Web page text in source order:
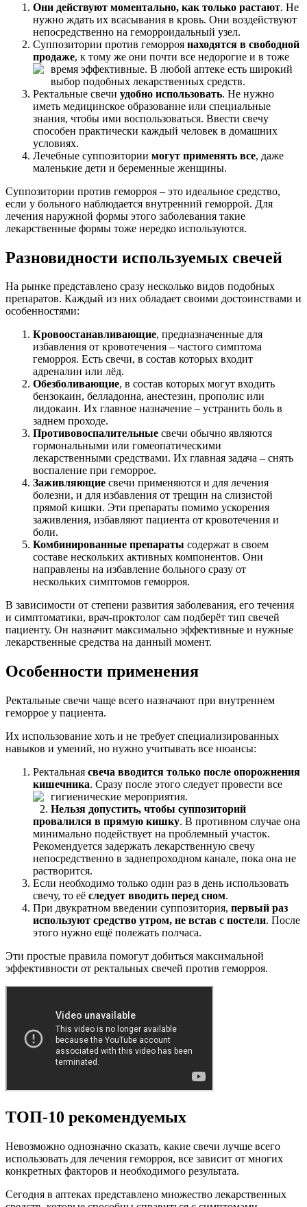
Они действуют моментально, как только растают. Не
нужно ждать их всасывания в кровь. Они воздействуют
непосредственно на геморроидальный узел.
Суппозитории против геморроя находятся в свободной
продаже, к тому же они почти все недорогие и в тоже
время эффективные. В любой аптеке есть широкий
выбор подобных лекарственных средств.
Ректальные свечи удобно использовать. Не нужно
иметь медицинское образование или специальные
знания, чтобы ими воспользоваться. Ввести свечу
способен практически каждый человек в домашних
условиях.
Лечебные суппозитории могут применять все, даже
маленькие дети и беременные женщины.
Суппозитории против геморроя – это идеальное средство,
если у больного наблюдается внутренний геморрой. Для
лечения наружной формы этого заболевания такие
лекарственные формы тоже нередко используются.
Разновидности используемых свечей
На рынке представлено сразу несколько видов подобных
препаратов. Каждый из них обладает своими достоинствами и
особенностями:
Кровоостанавливающие, предназначенные для
избавления от кровотечения – частого симптома
геморроя. Есть свечи, в состав которых входит
адреналин или лёд.
Обезболивающие, в состав которых могут входить
бензокаин, белладонна, анестезин, прополис или
лидокаин. Их главное назначение – устранить боль в
заднем проходе.
Противовоспалительные свечи обычно являются
гормональными или гомеопатическими
лекарственными средствами. Их главная задача – снять
воспаление при геморрое.
Заживляющие свечи применяются и для лечения
болезни, и для избавления от трещин на слизистой
прямой кишки. Эти препараты помимо ускорения
заживления, избавляют пациента от кровотечения и
боли.
Комбинированные препараты содержат в своем
составе нескольких активных компонентов. Они
направлены на избавление больного сразу от
нескольких симптомов геморроя.
В зависимости от степени развития заболевания, его течения
и симптоматики, врач-проктолог сам подберёт тип свечей
пациенту. Он назначит максимально эффективные и нужные
лекарственные средства на данный момент.
Особенности применения
Ректальные свечи чаще всего назначают при внутреннем
геморрое у пациента.
Их использование хоть и не требует специализированных
навыков и умений, но нужно учитывать все нюансы:
Ректальная свеча вводится только после опорожнения
кишечника. Сразу после этого следует провести все
гигиенические мероприятия.
Нельзя допустить, чтобы суппозиторий
провалился в прямую кишку. В противном случае она
минимально подействует на проблемный участок.
Рекомендуется задержать лекарственную свечу
непосредственно в заднепроходном канале, пока она не
растворится.
Если необходимо только один раз в день использовать
свечу, то её следует вводить перед сном.
При двукратном введении суппозитория, первый раз
используют средство утром, не встав с постели. После
этого нужно ещё полежать полчаса.
Эти простые правила помогут добиться максимальной
эффективности от ректальных свечей против геморроя.
ТОП-10 рекомендуемых
Невозможно однозначно сказать, какие свечи лучше всего
использовать для лечения геморроя, все зависит от многих
конкретных факторов и необходимого результата.
Сегодня в аптеках представлено множество лекарственных